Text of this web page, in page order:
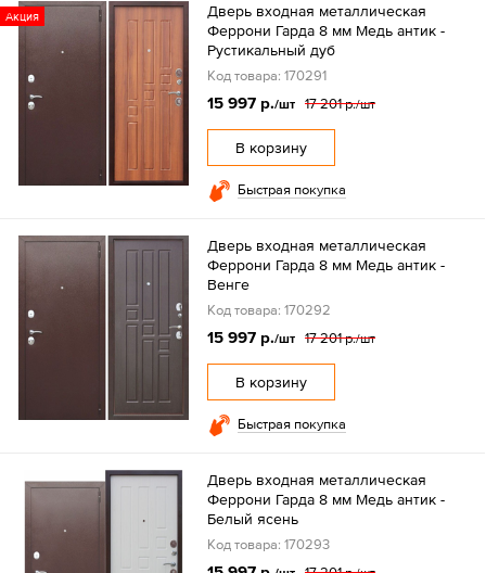
Акция
Дверь входная металлическая
Феррони Гарда 8 мм Медь антик -
Рустикальный дуб
Код товара: 170291
15 997 р./шт 17 201 р./шт
В корзину
Быстрая покупка
Дверь входная металлическая
Феррони Гарда 8 мм Медь антик -
Венге
Код товара: 170292
15 997 р./шт 17 201 р./шт
В корзину
Быстрая покупка
Дверь входная металлическая
Феррони Гарда 8 мм Медь антик -
Белый ясень
Код товара: 170293